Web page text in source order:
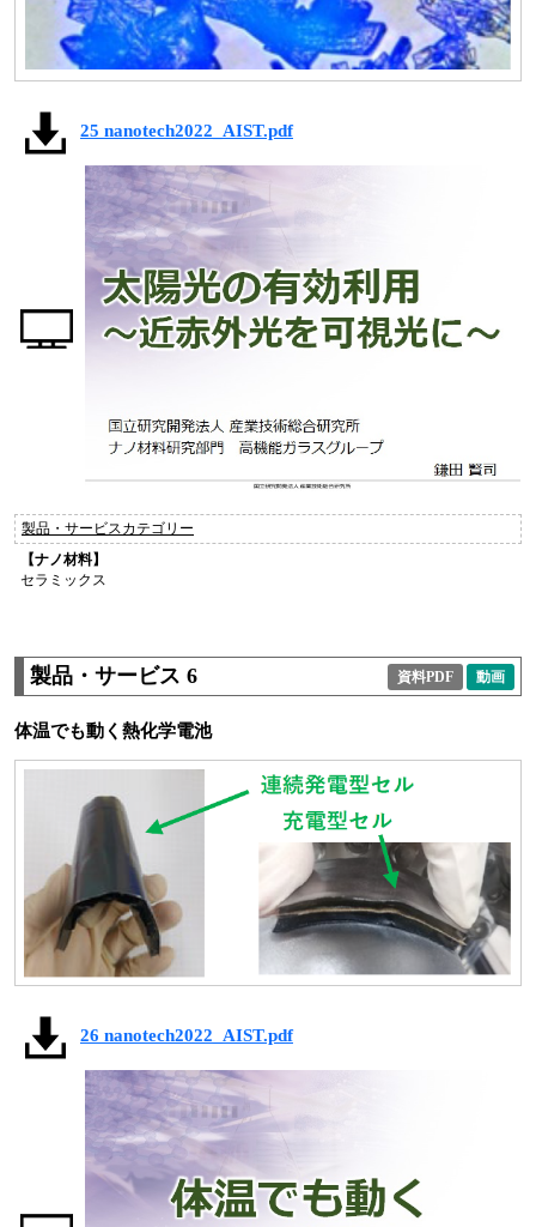
25 nanotech2022_AIST.pdf
製品・サービスカテゴリー
【ナノ材料】
セラミックス
製品・サービス 6 動画
資料PDF
体温でも動く熱化学電池
26 nanotech2022_AIST.pdf